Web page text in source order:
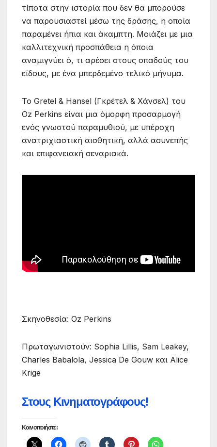
τίποτα στην ιστορία που δεν θα μπορούσε
να παρουσιαστεί μέσω της δράσης, η οποία
παραμένει ήπια και άκαμπτη. Μοιάζει με μια
καλλιτεχνική προσπάθεια η όποια
αναμιγνύει ό, τι αρέσει στους οπαδούς του
είδους, με ένα μπερδεμένο τελικό μήνυμα.
Το Gretel & Hansel (Γκρέτελ & Χάνσελ) του
Oz Perkins είναι μια όμορφη προσαρμογή
ενός γνωστού παραμυθιού, με υπέροχη
ανατριχιαστική αισθητική, αλλά ασυνεπής
και επιφανειακή σεναριακά.
Σκηνοθεσία: Oz Perkins
Πρωταγωνιστούν: Sophia Lillis, Sam Leakey,
Charles Babalola, Jessica De Gouw και Alice
Krige
Στους Κινηματογράφους!
Κοινοποιήστε: